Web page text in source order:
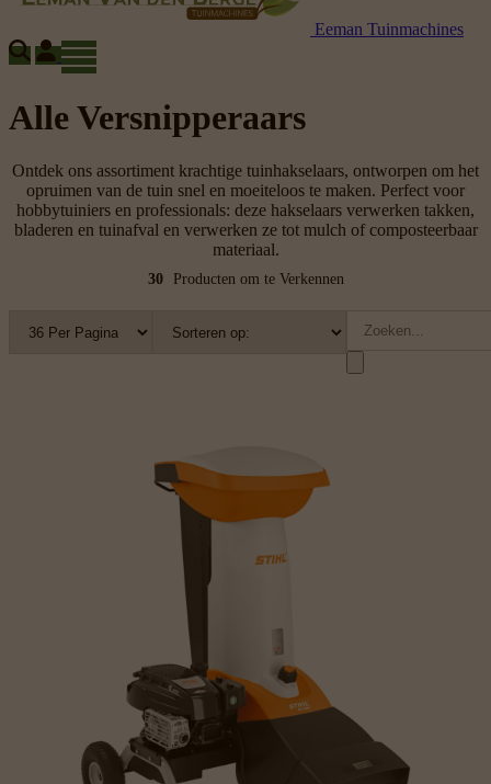
Eeman Tuinmachines
Alle Versnipperaars
Ontdek ons ​​assortiment krachtige tuinhakselaars, ontworpen om het
opruimen van de tuin snel en moeiteloos te maken. Perfect voor
hobbytuiniers en professionals: deze hakselaars verwerken takken,
bladeren en tuinafval en verwerken ze tot mulch of composteerbaar
materiaal.
30 Producten om te Verkennen